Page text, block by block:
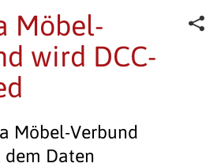
Möbel-
wird DCC-
Möbel-Verbund
dem Daten